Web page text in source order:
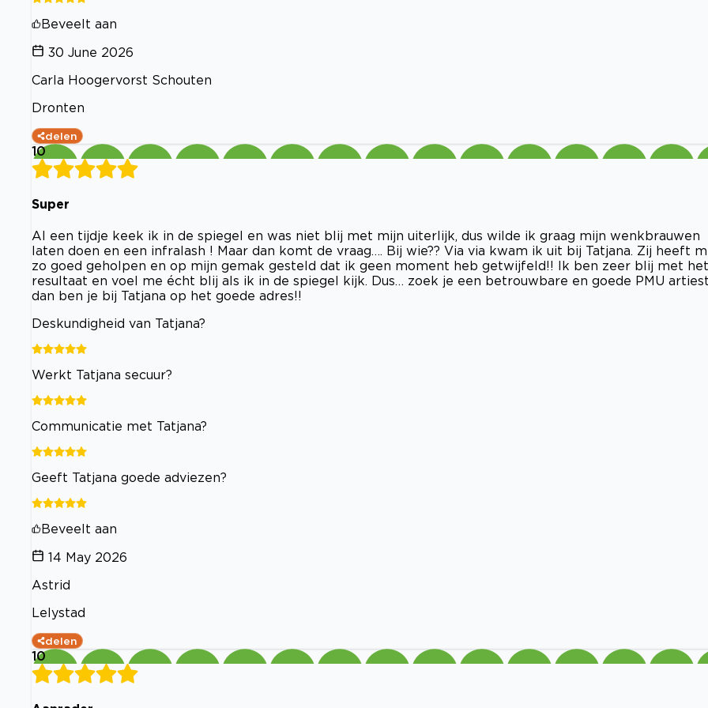
Beveelt aan
30 June 2026
Carla Hoogervorst Schouten
Dronten
delen
10
Super
Al een tijdje keek ik in de spiegel en was niet blij met mijn uiterlijk, dus wilde ik graag mijn wenkbrauwen
laten doen en een infralash ! Maar dan komt de vraag…. Bij wie?? Via via kwam ik uit bij Tatjana. Zij heeft
zo goed geholpen en op mijn gemak gesteld dat ik geen moment heb getwijfeld!! Ik ben zeer blij met het
resultaat en voel me écht blij als ik in de spiegel kijk. Dus… zoek je een betrouwbare en goede PMU artiest
dan ben je bij Tatjana op het goede adres!!
Deskundigheid van Tatjana?
Werkt Tatjana secuur?
Communicatie met Tatjana?
Geeft Tatjana goede adviezen?
Beveelt aan
14 May 2026
Astrid
Lelystad
delen
10